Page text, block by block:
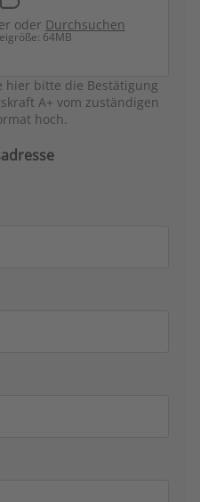
oder Durchsuchen
64MB
hier bitte die Bestätigung
A+ vom zuständigen
hoch.